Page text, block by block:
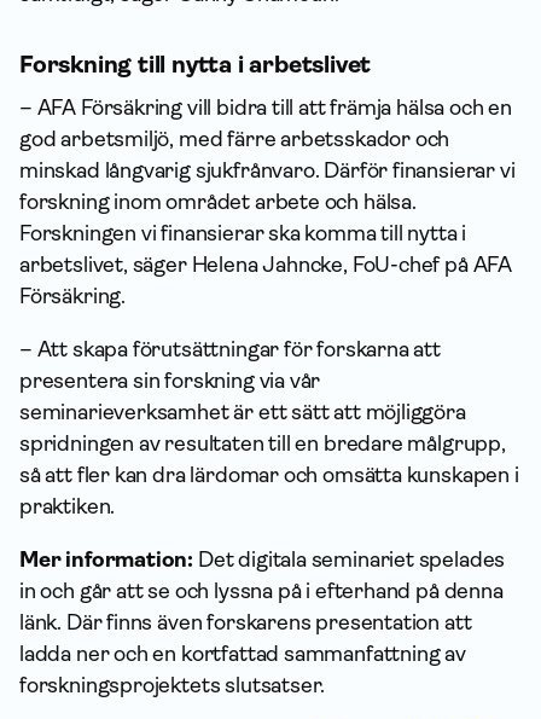
Forskning till nytta i arbetslivet
– AFA Försäkring vill bidra till att främja hälsa och en
god arbetsmiljö, med färre arbetsskador och
minskad långvarig sjukfrånvaro. Därför finansierar vi
forskning inom området arbete och hälsa.
Forskningen vi finansierar ska komma till nytta i
arbetslivet, säger Helena Jahncke, FoU-chef på AFA
Försäkring.
– Att skapa förutsättningar för forskarna att
presentera sin forskning via vår
seminarieverksamhet är ett sätt att möjliggöra
spridningen av resultaten till en bredare målgrupp,
så att fler kan dra lärdomar och omsätta kunskapen i
praktiken.
Mer information: Det digitala seminariet spelades
in och går att se och lyssna på i efterhand på denna
länk. Där finns även forskarens presentation att
ladda ner och en kortfattad sammanfattning av
forskningsprojektets slutsatser.